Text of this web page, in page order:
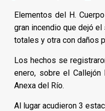
Elementos del H.
gran incendio que dejó
totales y otra con daños
Los hechos se
enero, sobre el Callejón
Anexa del Río.
Al lugar acudieron 3